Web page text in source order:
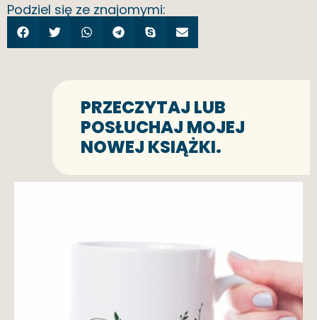
Podziel się ze znajomymi:
PRZECZYTAJ LUB
POSŁUCHAJ MOJEJ
NOWEJ KSIĄŻKI.